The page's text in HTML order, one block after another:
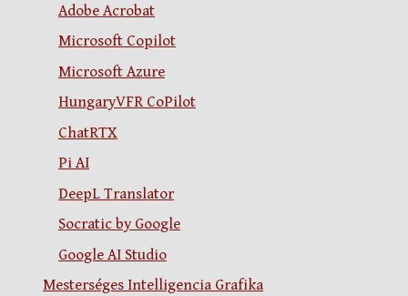
Adobe Acrobat
Microsoft Copilot
Microsoft Azure
HungaryVFR CoPilot
ChatRTX
Pi AI
DeepL Translator
Socratic by Google
Google AI Studio
Mesterséges Intelligencia Grafika